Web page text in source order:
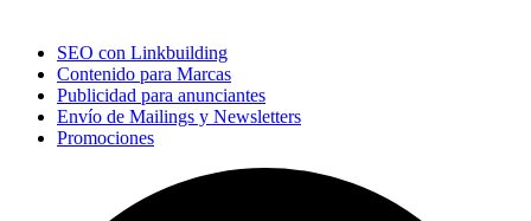
SEO con Linkbuilding
Contenido para Marcas
Publicidad para anunciantes
Envío de Mailings y Newsletters
Promociones